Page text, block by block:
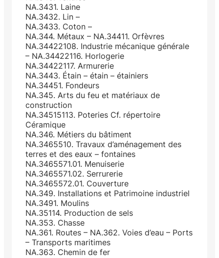
NA.3431. Laine
NA.3432. Lin –
NA.3433. Coton –
NA.344. Métaux – NA.34411. Orfèvres
NA.34422108. Industrie mécanique générale
– NA.34422116. Horlogerie
NA.34422117. Armurerie
NA.3443. Étain – étain – étainiers
NA.34451. Fondeurs
NA.345. Arts du feu et matériaux de
construction
NA.34515113. Poteries Cf. répertoire
Céramique
NA.346. Métiers du bâtiment
NA.3465510. Travaux d’aménagement des
terres et des eaux – fontaines
NA.3465571.01. Menuiserie
NA.3465571.02. Serrurerie
NA.3465572.01. Couverture
NA.349. Installations et Patrimoine industriel
NA.3491. Moulins
NA.35114. Production de sels
NA.353. Chasse
NA.361. Routes – NA.362. Voies d’eau – Ports
– Transports maritimes
NA.363. Chemin de fer